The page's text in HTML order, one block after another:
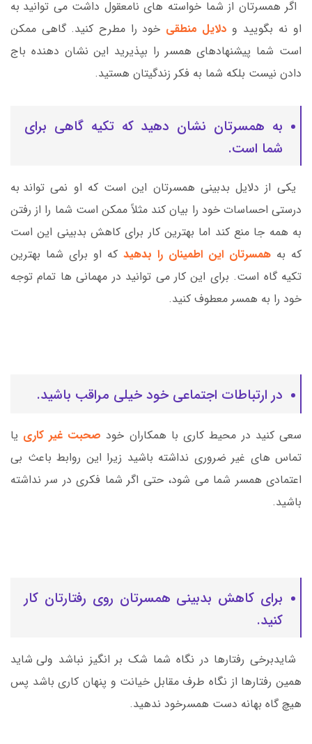
اگر همسرتان از شما خواسته های نامعقول داشت می توانید به
او نه بگویید و دلایل منطقی خود را مطرح کنید. گاهی ممکن
است شما پیشنهادهای همسر را بپذیرید این نشان دهنده باج
دادن نیست بلکه شما به فکر زندگیتان هستید.
به همسرتان نشان دهید که تکیه گاهی برای
شما است.
یکی از دلایل بدبینی همسرتان این است که او نمی تواند به
درستی احساسات خود را بیان کند مثلاً ممکن است شما را از رفتن
به همه جا منع کند اما بهترین کار برای کاهش بدبینی این است
که به همسرتان این اطمینان را بدهید که او برای شما بهترین
تکیه گاه است. برای این کار می توانید در مهمانی ها تمام توجه
خود را به همسر معطوف کنید.
در ارتباطات اجتماعی خود خیلی مراقب باشید.
سعی کنید در محیط کاری با همکاران خود صحبت غیر کاری یا
تماس های غیر ضروری نداشته باشید زیرا این روابط باعث بی
اعتمادی همسر شما می شود، حتی اگر شما فکری در سر نداشته
باشید.
برای کاهش بدبینی همسرتان روی رفتارتان کار
کنید.
شایدبرخی رفتارها در نگاه شما شک بر انگیز نباشد ولی شاید
همین رفتارها از نگاه طرف مقابل خیانت و پنهان کاری باشد پس
هیچ گاه بهانه دست همسرخود ندهید.